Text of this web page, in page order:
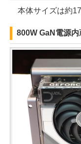
本体サイズは約
800W GaN電源内